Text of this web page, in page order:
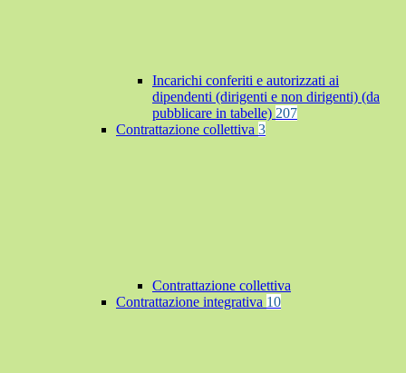
Incarichi conferiti e autorizzati ai
dipendenti (dirigenti e non dirigenti) (da
pubblicare in tabelle) 207
Contrattazione collettiva 3
Contrattazione collettiva
Contrattazione integrativa 10